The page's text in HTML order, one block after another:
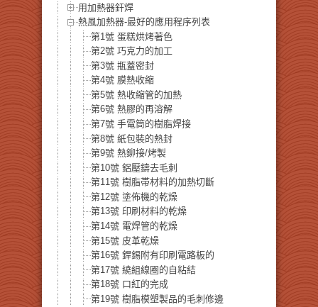
用加熱器釬焊
熱風加熱器-最好的應用程序列表
第1號 蛋糕烘烤著色
第2號 巧克力的加工
第3號 瓶蓋密封
第4號 膜熱收縮
第5號 熱收縮管的加熱
第6號 熱膠的再溶解
第7號 手電筒的樹脂焊接
第8號 紙包裝的熱封
第9號 熱鉚接/烤製
第10號 鋁壓鑄去毛刺
第11號 樹脂帯材料的加熱切斷
第12號 塗佈機的乾燥
第13號 印刷材料的乾燥
第14號 電焊管的乾燥
第15號 皮革乾燥
第16號 銲錫附有印刷電路板的
第17號 繞組線圈的自粘結
第18號 口紅的完成
第19號 樹脂模塑製品的毛刺修邊